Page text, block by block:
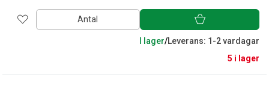
Antal
I lager/Leverans: 1-2 vardagar
5 i lager